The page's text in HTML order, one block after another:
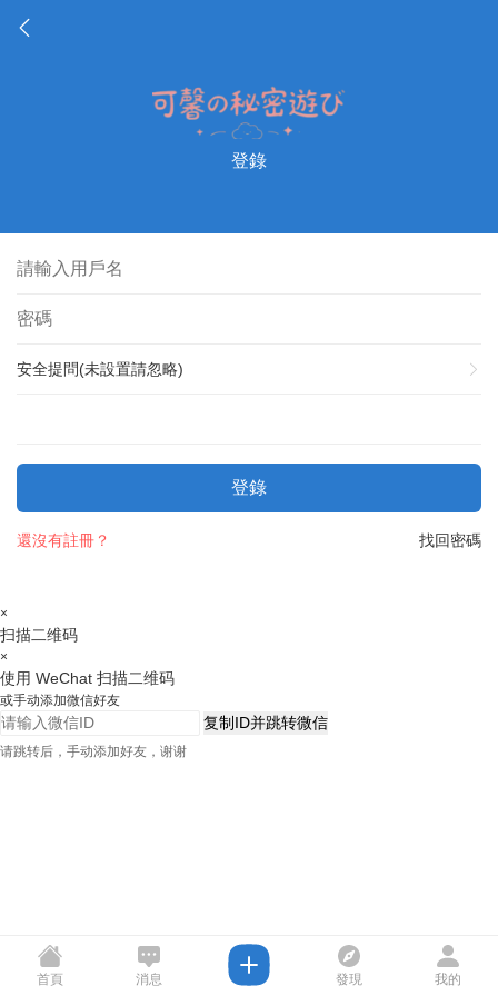
登錄
安全提問(未設置請忽略)
登錄
找回密碼
還沒有註冊？
×
扫描二维码
×
使用 WeChat 扫描二维码
或手动添加微信好友
复制ID并跳转微信
请跳转后，手动添加好友，谢谢
首頁 消息 發現 我的